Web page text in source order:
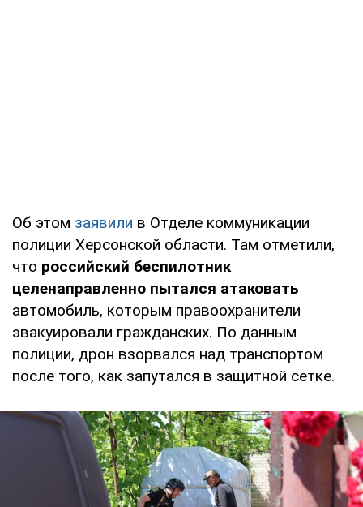
Об этом заявили в Отделе коммуникации
полиции Херсонской области. Там отметили,
что российский беспилотник
целенаправленно пытался атаковать
автомобиль, которым правоохранители
эвакуировали гражданских. По данным
полиции, дрон взорвался над транспортом
после того, как запутался в защитной сетке.